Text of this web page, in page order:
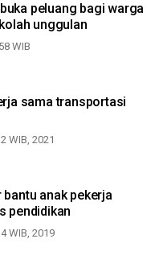
peluang bagi warga
unggulan
WIB
sama transportasi
WIB, 2021
pendidikan
WIB, 2019